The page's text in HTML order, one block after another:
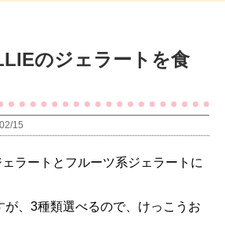
のジェラートを食
15
ラートとフルーツ系ジェラートに
が、3種類選べるので、けっこうお